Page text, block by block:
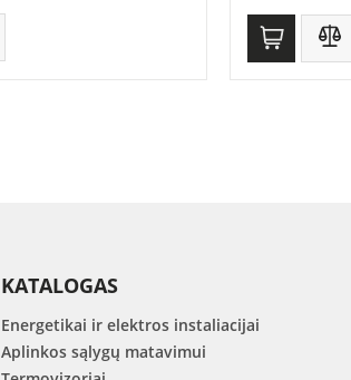
KATALOGAS
Energetikai ir elektros instaliacijai
Aplinkos sąlygų matavimui